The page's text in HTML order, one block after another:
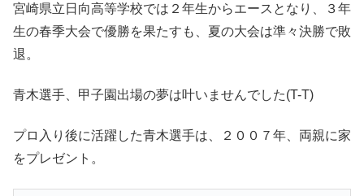
宮崎県立日向高等学校では２年生からエースとなり、３年
生の春季大会で優勝を果たすも、夏の大会は準々決勝で敗
退。
青木選手、甲子園出場の夢は叶いませんでした(T-T)
プロ入り後に活躍した青木選手は、２００７年、両親に家
をプレゼント。